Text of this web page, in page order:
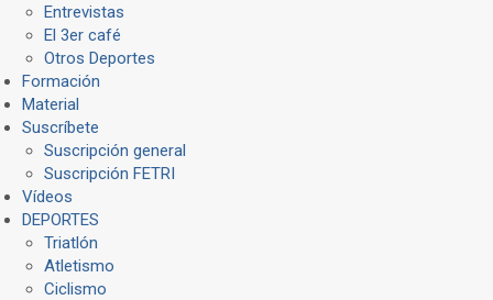
Entrevistas
El 3er café
Otros Deportes
Formación
Material
Suscríbete
Suscripción general
Suscripción FETRI
Vídeos
DEPORTES
Triatlón
Atletismo
Ciclismo